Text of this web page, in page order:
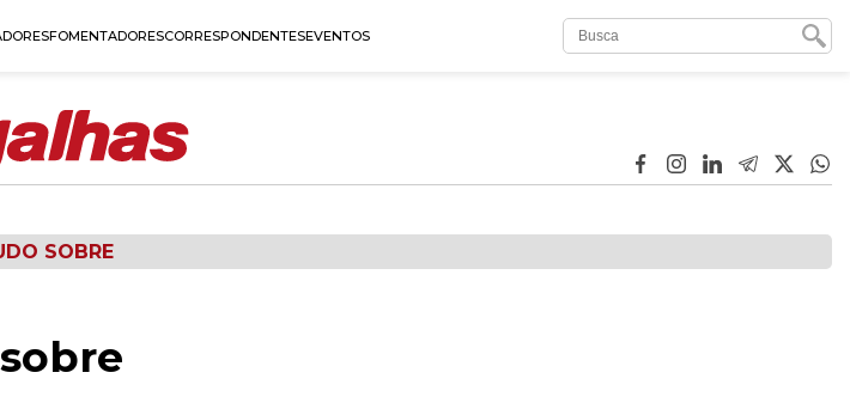
FOMENTADORESCORRESPONDENTESEVENTOS
SOBRE